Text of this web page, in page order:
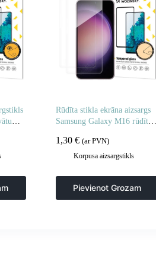
Rūdīta stikla ekrāna aizsargs
Samsung Galaxy M16 rūdīta
1,30 € (ar PVN)
Korpusa aizsargstikls
Pievienot Grozam